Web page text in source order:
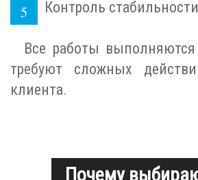
Контроль
Все работы
требуют сложных
клиента.
Почему